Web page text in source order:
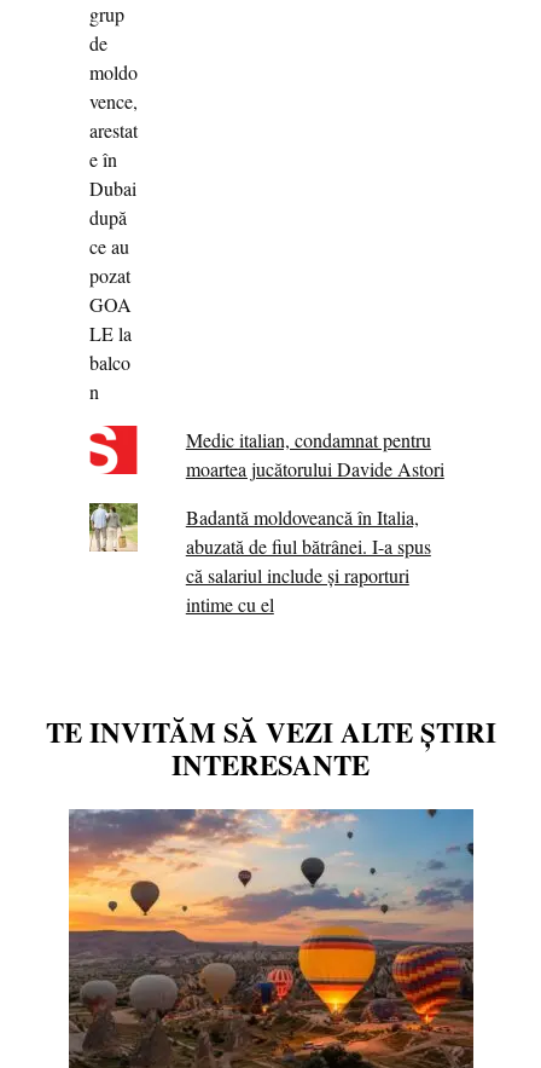
Medic italian, condamnat pentru
moartea jucătorului Davide Astori
Badantă moldoveancă în Italia,
abuzată de fiul bătrânei. I-a spus
că salariul include și raporturi
intime cu el
TE INVITĂM SĂ VEZI ALTE ȘTIRI
INTERESANTE